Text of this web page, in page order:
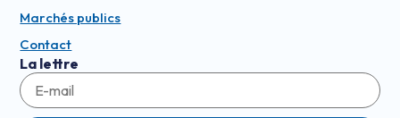
Marchés publics
Contact
La lettre